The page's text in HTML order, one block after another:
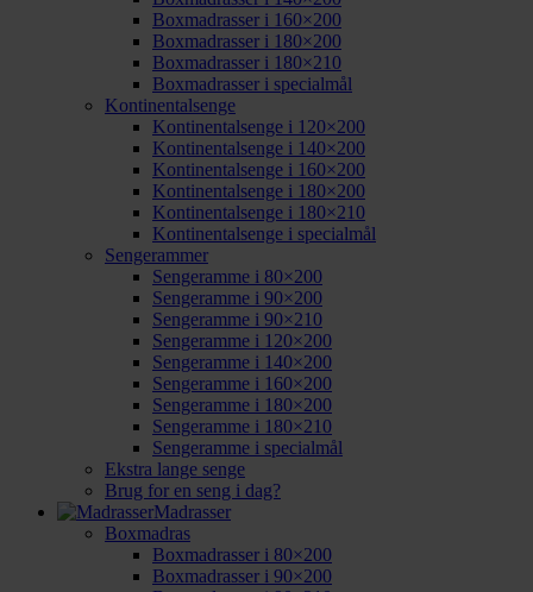
Boxmadrasser i 160×200
Boxmadrasser i 180×200
Boxmadrasser i 180×210
Boxmadrasser i specialmål
Kontinentalsenge
Kontinentalsenge i 120×200
Kontinentalsenge i 140×200
Kontinentalsenge i 160×200
Kontinentalsenge i 180×200
Kontinentalsenge i 180×210
Kontinentalsenge i specialmål
Sengerammer
Sengeramme i 80×200
Sengeramme i 90×200
Sengeramme i 90×210
Sengeramme i 120×200
Sengeramme i 140×200
Sengeramme i 160×200
Sengeramme i 180×200
Sengeramme i 180×210
Sengeramme i specialmål
Ekstra lange senge
Brug for en seng i dag?
Madrasser
Boxmadras
Boxmadrasser i 80×200
Boxmadrasser i 90×200